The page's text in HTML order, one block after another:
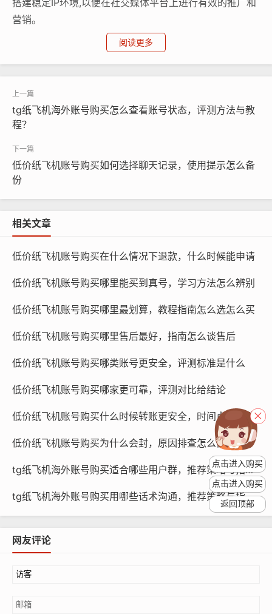
营销。
16888.com
了解市场行情：在购买低价纸飞机账号之前，您需要了解
市场行情，了解当前市场上低价纸飞机账号的价格和供应
选择信誉良好的供应商：在选择供应商时，您需要选择信
誉良好的供应商，以确保账号的质量和稳定性,您可以通过
查看供应商的评价和反馈来了解供应商的信誉。
确认账号信息：在购买账号时，您需要确认账号的信息，
如账号类型、账号等级、账号粉丝数量等,确保账号符合您
的需求。
阅读更多
tg纸飞机海外账号购买怎么查看账号状态，评测方法与教
程？
低价纸飞机账号购买如何选择聊天记录，使用提示怎么备
份
相关文章
低价纸飞机账号购买在什么情况下退款，什么时候能申请
低价纸飞机账号购买哪里能买到真号，学习方法怎么辨别
低价纸飞机账号购买哪里最划算，教程指南怎么选怎么买
低价纸飞机账号购买哪里售后最好，指南怎么谈售后
低价纸飞机账号购买哪类账号更安全，评测标准是什么
低价纸飞机账号购买哪家更可靠，评测对比给结论
低价纸飞机账号购买什么时候转账更安全，时间点怎么选
低价纸飞机账号购买为什么会封，原因排查怎么做
tg纸飞机海外账号购买适合哪些用户群，推荐策略与指南？
tg纸飞机海外账号购买用哪些话术沟通，推荐策略与指南？
网友评论
点击进入购买
点击进入购买
返回顶部